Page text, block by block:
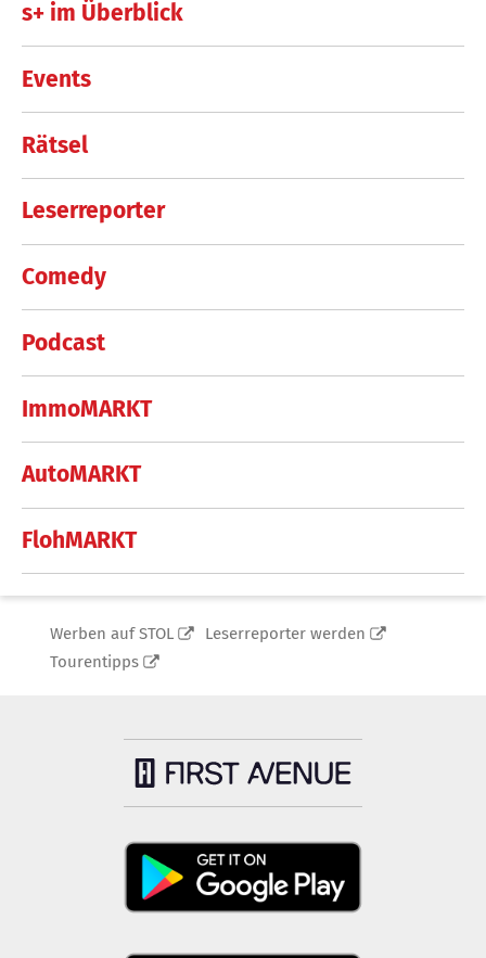
s+ im Überblick
Events
Rätsel
Leserreporter
Comedy
Podcast
ImmoMARKT
AutoMARKT
FlohMARKT
Werben auf STOL
Leserreporter werden
Tourentipps